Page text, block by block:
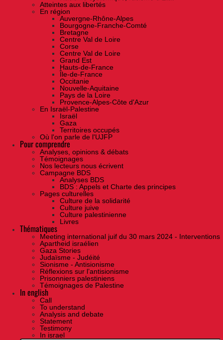
Atteintes aux libertés
En région
Auvergne-Rhône-Alpes
Bourgogne-Franche-Comté
Bretagne
Centre Val de Loire
Corse
Centre Val de Loire
Grand Est
Hauts-de-France
Île-de-France
Occitanie
Nouvelle-Aquitaine
Pays de la Loire
Provence-Alpes-Côte d'Azur
En Israël-Palestine
Israël
Gaza
Territoires occupés
Où l'on parle de l'UJFP
Pour comprendre
Analyses, opinions & débats
Témoignages
Nos lecteurs nous écrivent
Campagne BDS
Analyses BDS
BDS : Appels et Charte des principes
Pages culturelles
Culture de la solidarité
Culture juive
Culture palestinienne
Livres
Thématiques
Meeting international juif du 30 mars 2024 - Interventions
Apartheid israélien
Gaza Stories
Judaïsme - Judéité
Sionisme - Antisionisme
Réflexions sur l’antisionisme
Prisonniers palestiniens
Témoignages de Palestine
In english
Call
To understand
Analysis and debate
Statement
Testimony
In israel